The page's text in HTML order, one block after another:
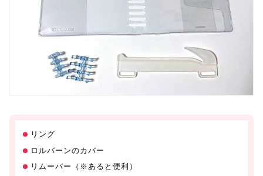
リング
ロルバーンのカバー
リムーバー（※あると便利）